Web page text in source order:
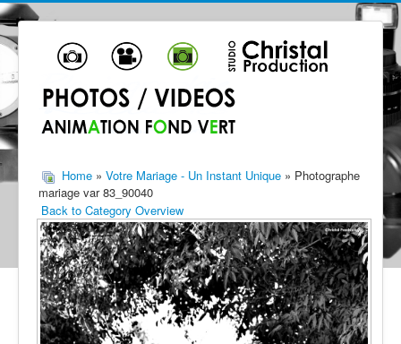
Home » Votre Mariage - Un Instant Unique » Photographe
mariage var 83_90040
Back to Category Overview